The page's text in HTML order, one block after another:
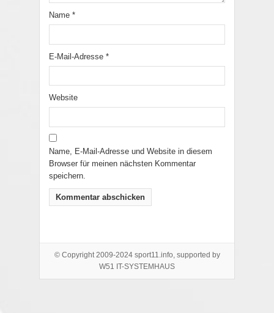
Name *
E-Mail-Adresse *
Website
Name, E-Mail-Adresse und Website in diesem
Browser für meinen nächsten Kommentar
speichern.
© Copyright 2009-2024 sport11.info, supported by
W51 IT-SYSTEMHAUS